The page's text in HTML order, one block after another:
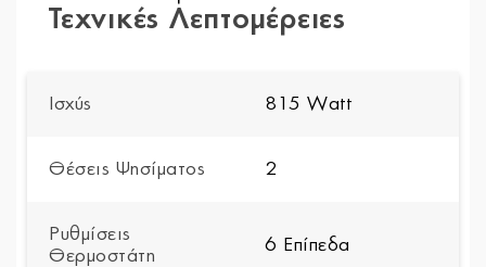
Τεχνικές Λεπτομέρειες
Ισχύς 815 Watt
Θέσεις Ψησίματος 2
Ρυθμίσεις
Θερμοστάτη
6 Επίπεδα